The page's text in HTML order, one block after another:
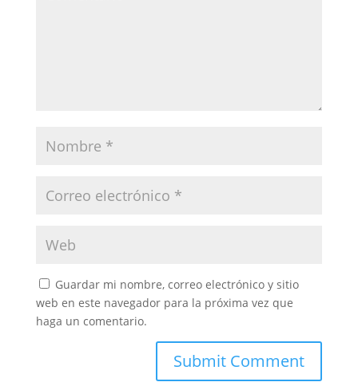
Guardar mi nombre, correo electrónico y sitio
web en este navegador para la próxima vez que
haga un comentario.